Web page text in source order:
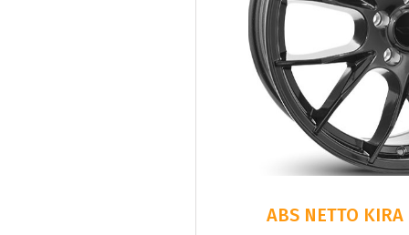
ABS NETTO KIRA